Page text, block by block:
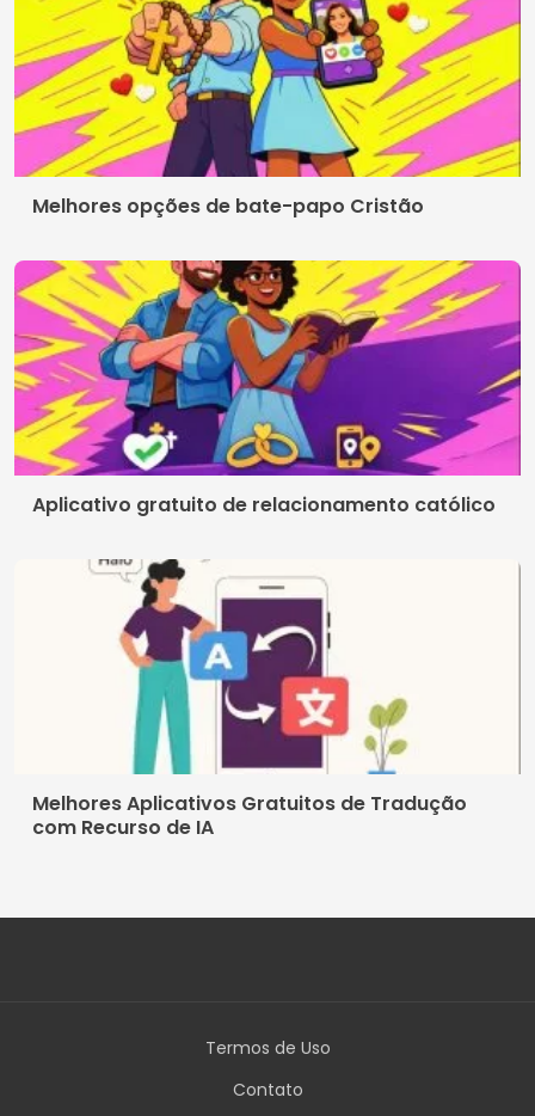
Termos de Uso
Contato
Quem somos
© 2026 Crismob